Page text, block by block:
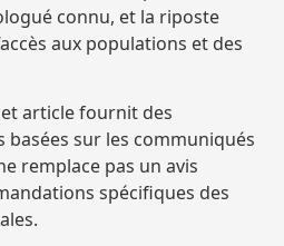
connu, et la riposte
aux populations et des
article fournit des
sur les communiqués
remplace pas un avis
spécifiques des